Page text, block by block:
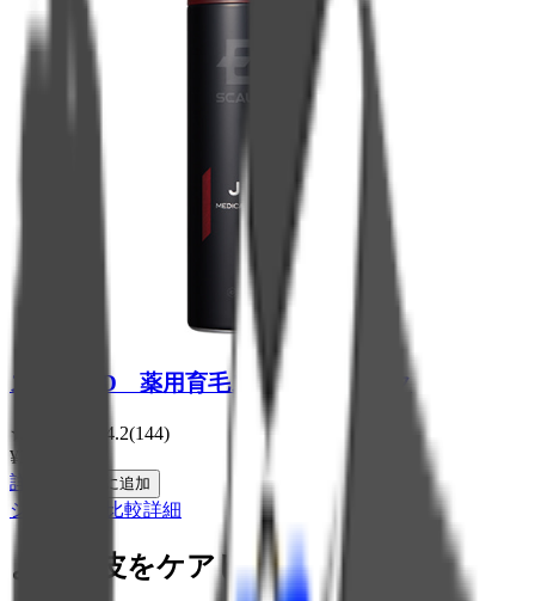
スカルプD 薬用育毛スカルプトニック
★ 4.2(144)
¥
詳細 カートに追加
シャンプー比較詳細
より頭皮をケアしたい方は